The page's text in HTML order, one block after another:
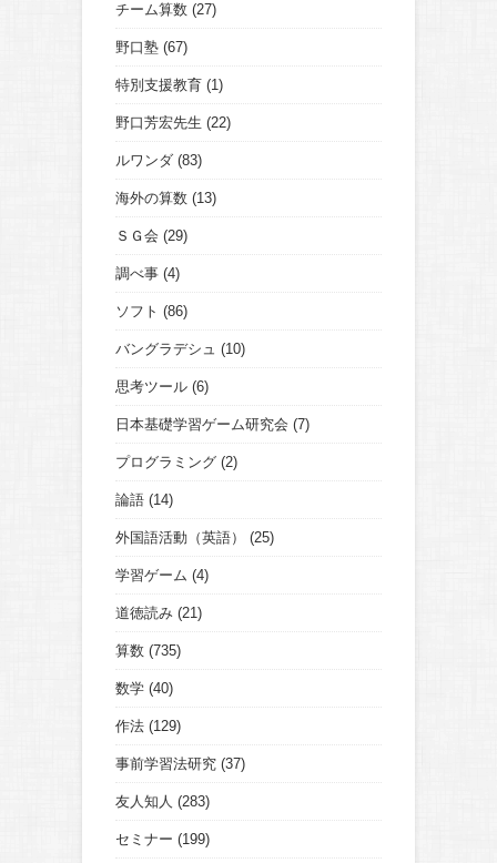
チーム算数 (27)
野口塾 (67)
特別支援教育 (1)
野口芳宏先生 (22)
ルワンダ (83)
海外の算数 (13)
ＳＧ会 (29)
調べ事 (4)
ソフト (86)
バングラデシュ (10)
思考ツール (6)
日本基礎学習ゲーム研究会 (7)
プログラミング (2)
論語 (14)
外国語活動（英語） (25)
学習ゲーム (4)
道徳読み (21)
算数 (735)
数学 (40)
作法 (129)
事前学習法研究 (37)
友人知人 (283)
セミナー (199)